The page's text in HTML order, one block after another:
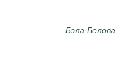
Бэла Белова